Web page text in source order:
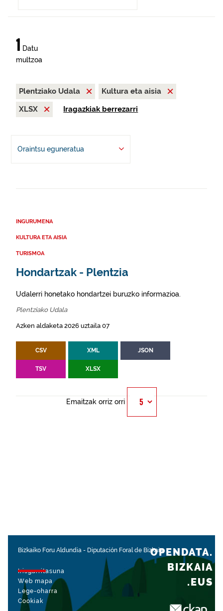
1 Datu
multzoa
Plentziako Udala
Kultura eta aisia
XLSX
Iragazkiak berrezarri
Oraintsu eguneratua
INGURUMENA
KULTURA ETA AISIA
TURISMOA
Hondartzak - Plentzia
Udalerri honetako hondartzei buruzko informazioa.
Plentziako Udala
Azken aldaketa 2026 uztaila 07
CSV XML JSON
TSV XLSX
Emaitzak orriz orri
Bizkaiko Foru Aldundia - Diputación Foral de Bizkaia
Irisgarritasuna
Web mapa
Lege-oharra
Cookiak
OPENDATA.
BIZKAIA
.EUS